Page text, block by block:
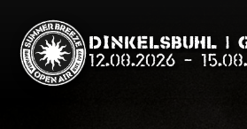
Dinkelsbühl |
12.08.2026 -